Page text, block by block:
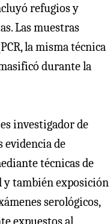
refugios y
Las muestras
la misma técnica
durante la
investigador de
evidencia de
técnicas de
y también exposición
serológicos,
expuestos al